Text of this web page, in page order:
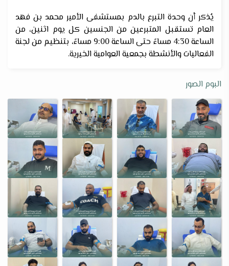
يُذكر أن وحدة التبرع بالدم بمستشفى الأمير محمد بن فهد
العام تستقبل المتبرعين من الجنسين كل يوم اثنين، من
الساعة 4:30 مساءً حتى الساعة 9:00 مساءً، بتنظيم من لجنة
الفعاليات والأنشطة بجمعية العوامية الخيرية.
البوم الصور